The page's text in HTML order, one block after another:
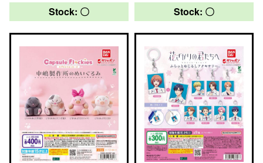
Stock: 〇 Stock: 〇